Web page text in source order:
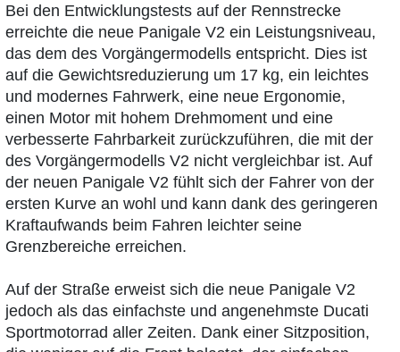
Bei den Entwicklungstests auf der Rennstrecke
erreichte die neue Panigale V2 ein Leistungsniveau,
das dem des Vorgängermodells entspricht. Dies ist
auf die Gewichtsreduzierung um 17 kg, ein leichtes
und modernes Fahrwerk, eine neue Ergonomie,
einen Motor mit hohem Drehmoment und eine
verbesserte Fahrbarkeit zurückzuführen, die mit der
des Vorgängermodells V2 nicht vergleichbar ist. Auf
der neuen Panigale V2 fühlt sich der Fahrer von der
ersten Kurve an wohl und kann dank des geringeren
Kraftaufwands beim Fahren leichter seine
Grenzbereiche erreichen.
Auf der Straße erweist sich die neue Panigale V2
jedoch als das einfachste und angenehmste Ducati
Sportmotorrad aller Zeiten. Dank einer Sitzposition,